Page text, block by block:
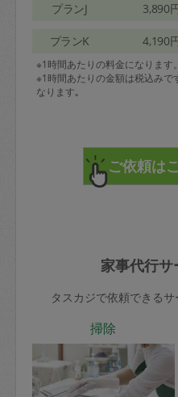
プランJ 3,890
プランK 4,190
※1時間あたりの料金になります。
※1時間あたりの金額は税込みで
なります｡
家事代行
タスカジで依頼できるサ
掃除